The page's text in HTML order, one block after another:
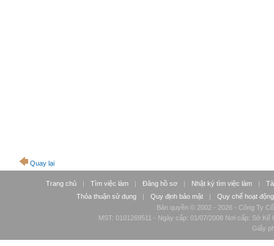
Quay lại
Trang chủ | Tìm việc làm | Đăng hồ sơ | Nhật ký tìm việc làm |
Thỏa thuận sử dụng
| Quy định bảo mật |
Quy chế hoạt động
Bản quyền © 2002 - 2026 - Công Ty
MST: 0101269511 - Ngày cấp: 01/07/2008 Nơi cấp: Sở
Giấy